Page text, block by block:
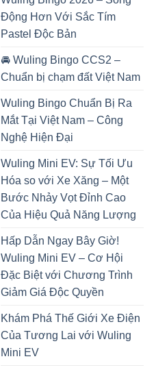
Động Hơn Với Sắc Tím
Pastel Độc Bản
🚘 Wuling Bingo CCS2 –
Chuẩn bị chạm đất Việt Nam
Wuling Bingo Chuẩn Bị Ra
Mắt Tại Việt Nam – Công
Nghệ Hiện Đại
Wuling Mini EV: Sự Tối Ưu
Hóa so với Xe Xăng – Một
Bước Nhảy Vọt Đỉnh Cao
Của Hiệu Quả Năng Lượng
Hấp Dẫn Ngay Bây Giờ!
Wuling Mini EV – Cơ Hội
Đặc Biệt với Chương Trình
Giảm Giá Độc Quyền
Khám Phá Thế Giới Xe Điện
Của Tương Lai với Wuling
Mini EV